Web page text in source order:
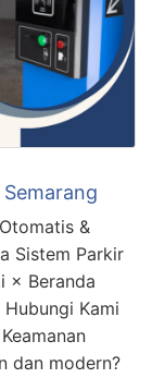
&
Sistem Parkir
× Beranda
Kami
dan modern?